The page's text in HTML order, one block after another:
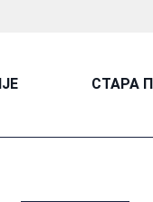
СТАРА